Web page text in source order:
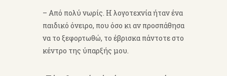
– Από πολύ νωρίς. Η λογοτεχνία ήταν ένα
παιδικό όνειρο, που όσο κι αν προσπάθησα
να το ξεφορτωθώ, το έβρισκα πάντοτε στο
κέντρο της ύπαρξής μου.